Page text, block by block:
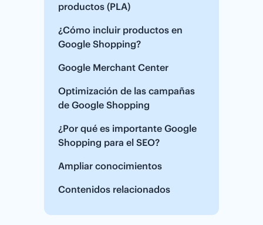
productos (PLA)
¿Cómo incluir productos en
Google Shopping?
Google Merchant Center
Optimización de las campañas
de Google Shopping
¿Por qué es importante Google
Shopping para el SEO?
Ampliar conocimientos
Contenidos relacionados